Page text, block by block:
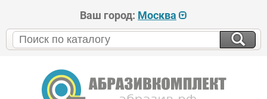
Ваш город: Москва